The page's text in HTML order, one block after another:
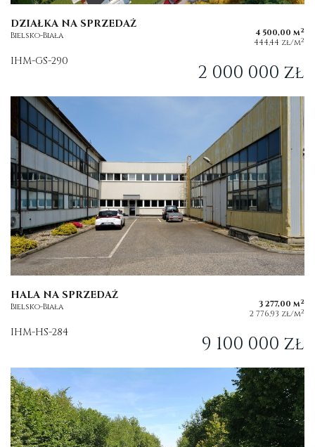
DZIAŁKA NA SPRZEDAŻ
Bielsko-Biała 4 500,00 m2
444,44 zł/m2
IHM-GS-290 2 000 000 zł
HALA NA SPRZEDAŻ
Bielsko-Biała 3 277,00 m2
2 776,93 zł/m2
IHM-HS-284 9 100 000 zł